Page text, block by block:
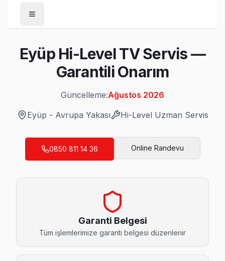
/Eyüp
Hi-Level
Son Güncelleme:Ağustos 2026
Eyüp'da Mahalle Mahalle Hi-Level TV
Ağaçlı Hi-Level Servis
Ağaçlı mahallesi Hi-Level TV teknisyeniniz ortalama 90
Ağaçlı Hi-Level Açılmıyor Arıza →
Akpınar Hi-Level Servis
Hi-Level TV Akpınar adresinde firmware güncellemesi
Eyüp Hi-Level TV Servis —
Garantili Onarım
Güncelleme:Ağustos 2026
Eyüp - Avrupa Yakası Hi-Level Uzman Servis
0850 811 14 36 Online Randevu
Garanti Belgesi
Tüm işlemlerimize garanti belgesi düzenlenir